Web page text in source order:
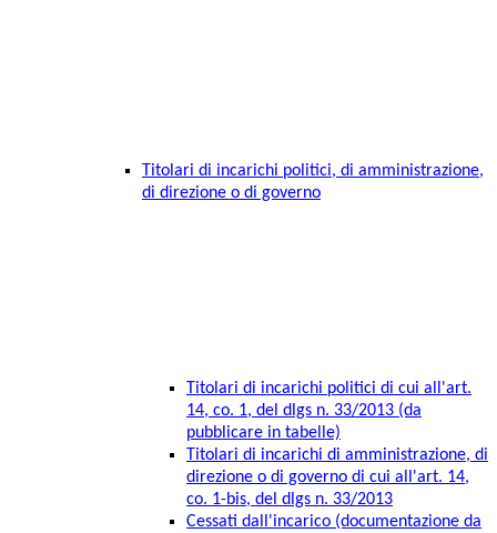
Titolari di incarichi politici, di amministrazione,
di direzione o di governo
Titolari di incarichi politici di cui all'art.
14, co. 1, del dlgs n. 33/2013 (da
pubblicare in tabelle)
Titolari di incarichi di amministrazione, di
direzione o di governo di cui all'art. 14,
co. 1-bis, del dlgs n. 33/2013
Cessati dall'incarico (documentazione da